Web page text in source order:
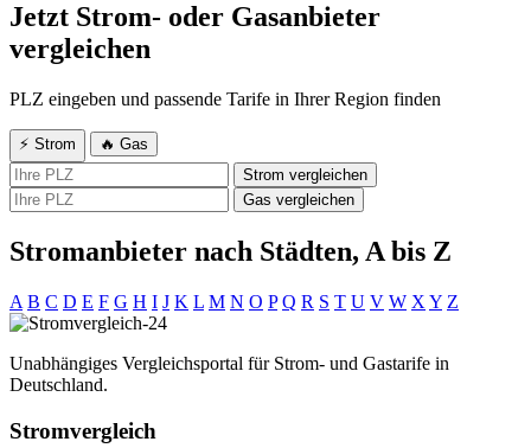
Jetzt Strom- oder Gasanbieter
vergleichen
PLZ eingeben und passende Tarife in Ihrer Region finden
⚡ Strom
🔥 Gas
Strom vergleichen
Gas vergleichen
Stromanbieter nach Städten, A bis Z
A B C D E F G H I J K L M N O P Q R S T U V W X Y Z
Unabhängiges Vergleichsportal für Strom- und Gastarife in
Deutschland.
Stromvergleich